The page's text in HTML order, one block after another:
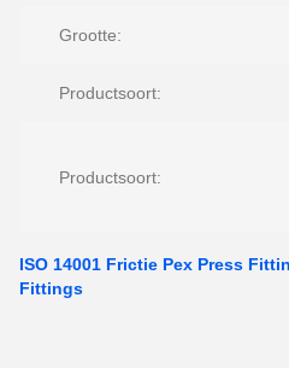
Grootte:
Productsoort:
Productsoort:
ISO 14001 Frictie Pex Press
Fittings